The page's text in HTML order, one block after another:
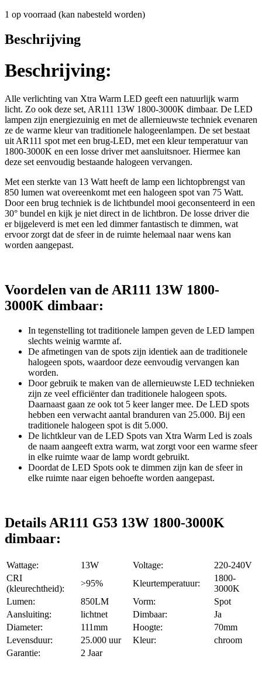
1 op voorraad (kan nabesteld worden)
Beschrijving
Beschrijving:
Alle verlichting van Xtra Warm LED geeft een natuurlijk warm
licht. Zo ook deze set, AR111 13W 1800-3000K dimbaar. De LED
lampen zijn energiezuinig en met de allernieuwste techniek evenaren
ze de warme kleur van traditionele halogeenlampen. De set bestaat
uit AR111 spot met een brug-LED, met een kleur temperatuur van
1800-3000K en een losse driver met aansluitsnoer. Hiermee kan
deze set eenvoudig bestaande halogeen vervangen.
Met een sterkte van 13 Watt heeft de lamp een lichtopbrengst van
850 lumen wat overeenkomt met een halogeen spot van 75 Watt.
Door een brug techniek is de lichtbundel mooi geconsenteerd in een
30° bundel en kijk je niet direct in de lichtbron. De losse driver die
er bijgeleverd is met een led dimmer fantastisch te dimmen, wat
ervoor zorgt dat de sfeer in de ruimte helemaal naar wens kan
worden aangepast.
Voordelen van de AR111 13W 1800-
3000K dimbaar:
In tegenstelling tot traditionele lampen geven de LED lampen
slechts weinig warmte af.
De afmetingen van de spots zijn identiek aan de traditionele
halogeen spots, waardoor deze eenvoudig vervangen kan
worden.
Door gebruik te maken van de allernieuwste LED technieken
zijn ze veel efficiënter dan traditionele halogeen spots.
Daarnaast gaan ze ook tot 5 keer langer mee. De LED spots
hebben een verwacht aantal branduren van 25.000. Bij een
traditionele halogeen spot is dit 5.000.
De lichtkleur van de LED Spots van Xtra Warm Led is zoals
de naam aangeeft extra warm, wat zorgt voor een warme sfeer
in elke ruimte waar de lamp wordt gebruikt.
Doordat de LED Spots ook te dimmen zijn kan de sfeer in
elke ruimte naar eigen behoefte worden aangepast.
Details AR111 G53 13W 1800-3000K
dimbaar:
Wattage: 13W Voltage:
220-240V
CRI
(kleurechtheid):
>95% Kleurtemperatuur:
1800-
3000K
Lumen:
850LM Vorm:
Spot
Aansluiting:
lichtnet Dimbaar:
Ja
Diameter:
111mm Hoogte:
70mm
Levensduur:
25.000 uur Kleur:
chroom
Garantie:
2 Jaar